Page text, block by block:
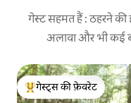
गेस्ट सहमत हैं : ठहरने
अलावा और भी कई
गेस्ट्स का टॉप फ़ेवरेट
गेस्ट्स की फ़ेवरेट